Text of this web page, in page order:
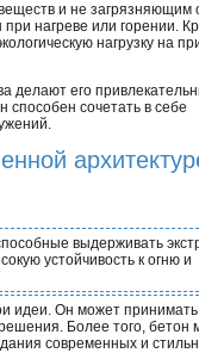
и не
нагреве или горении.
нагрузку на
делают его
способен сочетать в себе
выдерживать
устойчивость к огню и
идеи. Он может
Более того, бетон
современных и